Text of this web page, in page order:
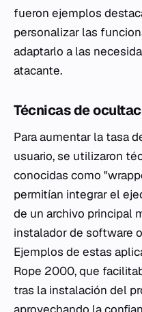
fueron ejemplos
personalizar las
adaptarlo a las
atacante.
Técnicas de
Para aumentar la tasa
usuario, se utilizaron
conocidas como
permitían integrar el
de un archivo principal
instalador de software
Ejemplos de estas
Rope 2000, que
tras la instalación del